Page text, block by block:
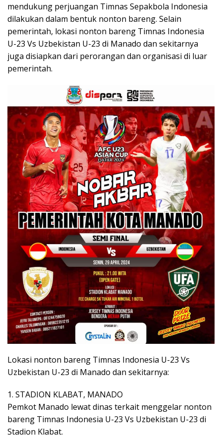
mendukung perjuangan Timnas Sepakbola Indonesia
dilakukan dalam bentuk nonton bareng. Selain
pemerintah, lokasi nonton bareng Timnas Indonesia
U-23 Vs Uzbekistan U-23 di Manado dan sekitarnya
juga disiapkan dari perorangan dan organisasi di luar
pemerintah.
Lokasi nonton bareng Timnas Indonesia U-23 Vs
Uzbekistan U-23 di Manado dan sekitarnya:
1. STADION KLABAT, MANADO
Pemkot Manado lewat dinas terkait menggelar nonton
bareng Timnas Indonesia U-23 Vs Uzbekistan U-23 di
Stadion Klabat.